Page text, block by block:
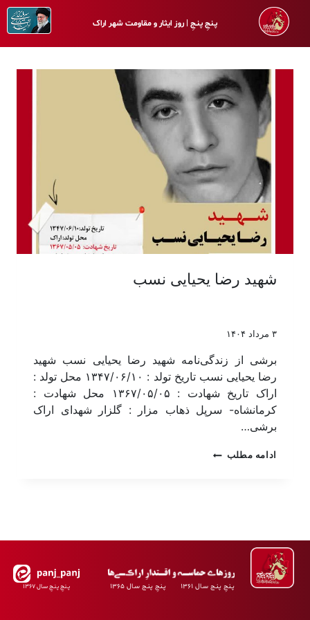
پـنجِ پنـجِ | روز ایثار و مقاومت شهر اراک
شهید رضا یحیایی نسب
۳ مرداد ۱۴۰۴
برشی از زندگی‌نامه شهید رضا یحیایی نسب شهید
رضا یحیایی نسب تاریخ تولد : ۱۳۴۷/۰۶/۱۰ محل تولد :
اراک تاریخ شهادت : ۱۳۶۷/۰۵/۰۵ محل شهادت :
کرمانشاه- سرپل ذهاب مزار : گلزار شهدای اراک
برشی…
ادامه مطلب
پـنجِ پنـج سـال ۱۳۶۱ پـنجِ پنـج سـال ۱۳۶۵ پـنجِ پنـجِ سـال ۱۳۶۷